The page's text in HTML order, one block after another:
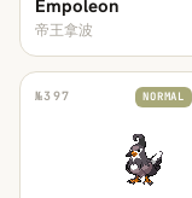
Empoleon
帝王拿波
№397 NORMAL